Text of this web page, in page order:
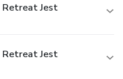
Retreat Jest
Retreat Jest